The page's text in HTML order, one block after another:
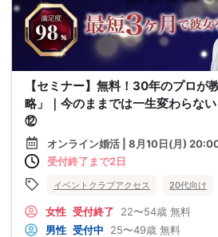
【セミナー】無料！30年のプロが
略」｜今のままでは一生変わらな
⑫
オンライン婚活 | 8月10日(月)
受付終了まで2日
イベントクラブアクセス 20代向け
女性 受付終了 22〜54歳 無料
男性 受付中 25〜49歳 無料